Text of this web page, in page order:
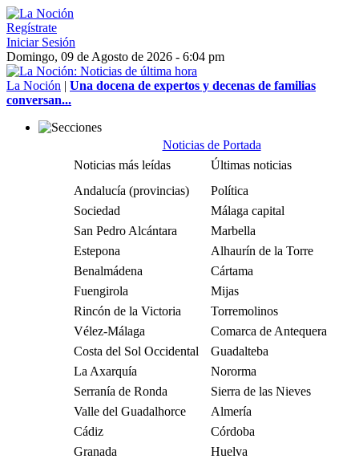
Regístrate
Iniciar Sesión
Domingo, 09 de Agosto de 2026 - 6:04 pm
La Noción | Una docena de expertos y decenas de familias
conversan...
Noticias de Portada
Noticias más leídas
Últimas noticias
Andalucía (provincias)
Política
Sociedad
Málaga capital
San Pedro Alcántara
Marbella
Estepona
Alhaurín de la Torre
Benalmádena
Cártama
Fuengirola
Mijas
Rincón de la Victoria
Torremolinos
Vélez-Málaga
Comarca de Antequera
Costa del Sol Occidental
Guadalteba
La Axarquía
Nororma
Serranía de Ronda
Sierra de las Nieves
Valle del Guadalhorce
Almería
Cádiz
Córdoba
Granada
Huelva